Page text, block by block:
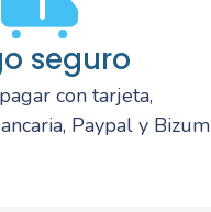
seguro
con tarjeta,
Paypal y Bizum